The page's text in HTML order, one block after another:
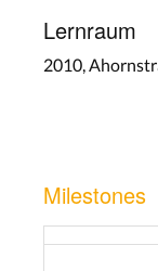
Lernraum
2010,
Milestones